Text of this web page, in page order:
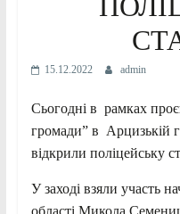
15.12.2022 admin
Сьогодні в рамках
громади” в Арцизькій
відкрили поліцейську
У заході взяли участь
області Микола